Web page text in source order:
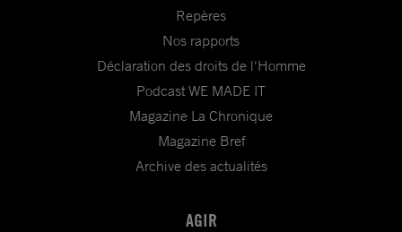
Repères
Nos rapports
Déclaration des droits de l'Homme
Podcast WE MADE IT
Magazine La Chronique
Magazine Bref
Archive des actualités
AGIR